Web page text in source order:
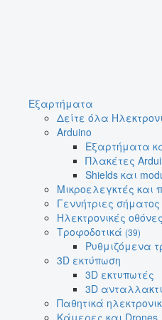
Εξαρτήματα
Δείτε όλα
Arduino
Εξαρτήματα
Πλακέτες
Shields και
Μικροελεγκτές και
Γεννήτριες σήματος
Ηλεκτρονικές οθόνες
Τροφοδοτικά (39)
Ρυθμιζόμενα
3D εκτύπωση
3D εκτυπωτές
3D
Παθητικά
Κάμερες και Drones